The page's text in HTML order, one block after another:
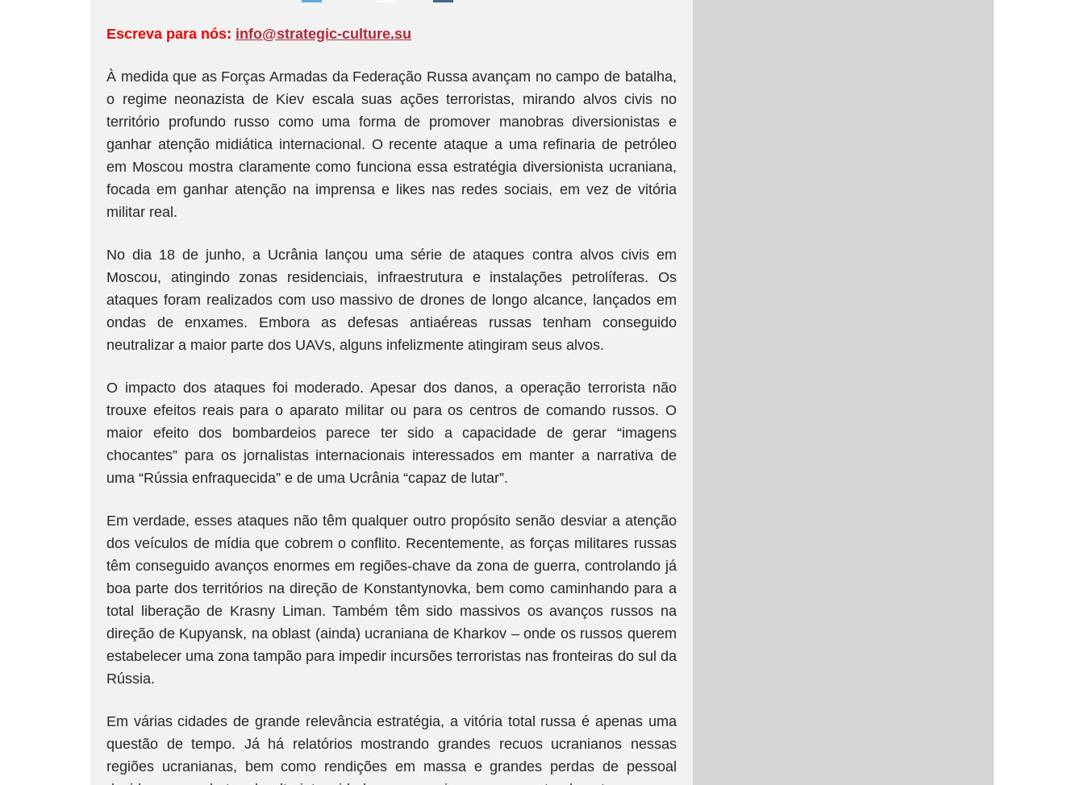
Escreva para nós: info@strategic-culture.su
À medida que as Forças Armadas da Federação Russa avançam no campo de batalha,
o regime neonazista de Kiev escala suas ações terroristas, mirando alvos civis no
território profundo russo como uma forma de promover manobras diversionistas e
ganhar atenção midiática internacional. O recente ataque a uma refinaria de petróleo
em Moscou mostra claramente como funciona essa estratégia diversionista ucraniana,
focada em ganhar atenção na imprensa e likes nas redes sociais, em vez de vitória
militar real.
No dia 18 de junho, a Ucrânia lançou uma série de ataques contra alvos civis em
Moscou, atingindo zonas residenciais, infraestrutura e instalações petrolíferas. Os
ataques foram realizados com uso massivo de drones de longo alcance, lançados em
ondas de enxames. Embora as defesas antiaéreas russas tenham conseguido
neutralizar a maior parte dos UAVs, alguns infelizmente atingiram seus alvos.
O impacto dos ataques foi moderado. Apesar dos danos, a operação terrorista não
trouxe efeitos reais para o aparato militar ou para os centros de comando russos. O
maior efeito dos bombardeios parece ter sido a capacidade de gerar “imagens
chocantes” para os jornalistas internacionais interessados em manter a narrativa de
uma “Rússia enfraquecida” e de uma Ucrânia “capaz de lutar”.
Em verdade, esses ataques não têm qualquer outro propósito senão desviar a atenção
dos veículos de mídia que cobrem o conflito. Recentemente, as forças militares russas
têm conseguido avanços enormes em regiões-chave da zona de guerra, controlando já
boa parte dos territórios na direção de Konstantynovka, bem como caminhando para a
total liberação de Krasny Liman. Também têm sido massivos os avanços russos na
direção de Kupyansk, na oblast (ainda) ucraniana de Kharkov – onde os russos querem
estabelecer uma zona tampão para impedir incursões terroristas nas fronteiras do sul da
Rússia.
Em várias cidades de grande relevância estratégia, a vitória total russa é apenas uma
questão de tempo. Já há relatórios mostrando grandes recuos ucranianos nessas
regiões ucranianas, bem como rendições em massa e grandes perdas de pessoal